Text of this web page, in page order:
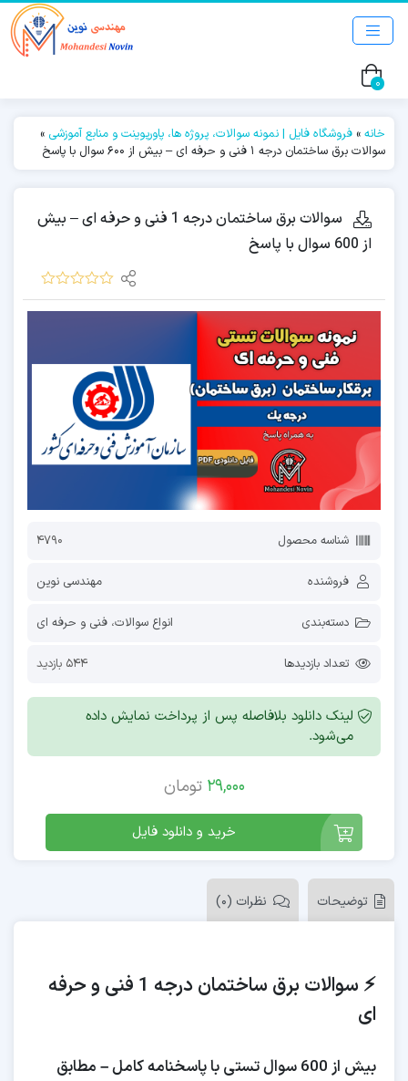
0
خانه » فروشگاه فایل | نمونه سوالات، پروژه ها، پاورپوینت و منابع آموزشی »
سوالات برق ساختمان درجه 1 فنی و حرفه ای – بیش از 600 سوال با پاسخ
سوالات برق ساختمان درجه 1 فنی و حرفه ای – بیش
از 600 سوال با پاسخ
شناسه محصول 4790
فروشنده مهندسی نوین
دسته‌بندی انواع سوالات، فنی و حرفه ای
تعداد بازدیدها 544 بازدید
لینک دانلود بلافاصله پس از پرداخت نمایش داده
می‌شود.
29,000 تومان
خرید و دانلود فایل
توضیحات نظرات (0)
⚡ سوالات برق ساختمان درجه 1 فنی و حرفه
ای
بیش از 600 سوال تستی با پاسخنامه کامل – مطابق